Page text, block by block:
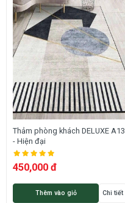
Thảm phòng khách DELUXE A13
- Hiện đại
450,000 đ
Thêm vào giỏ Chi tiết